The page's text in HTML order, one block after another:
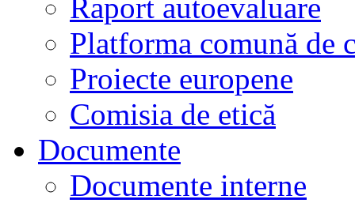
Raport autoevaluare
Platforma comună de
Proiecte europene
Comisia de etică
Documente
Documente interne